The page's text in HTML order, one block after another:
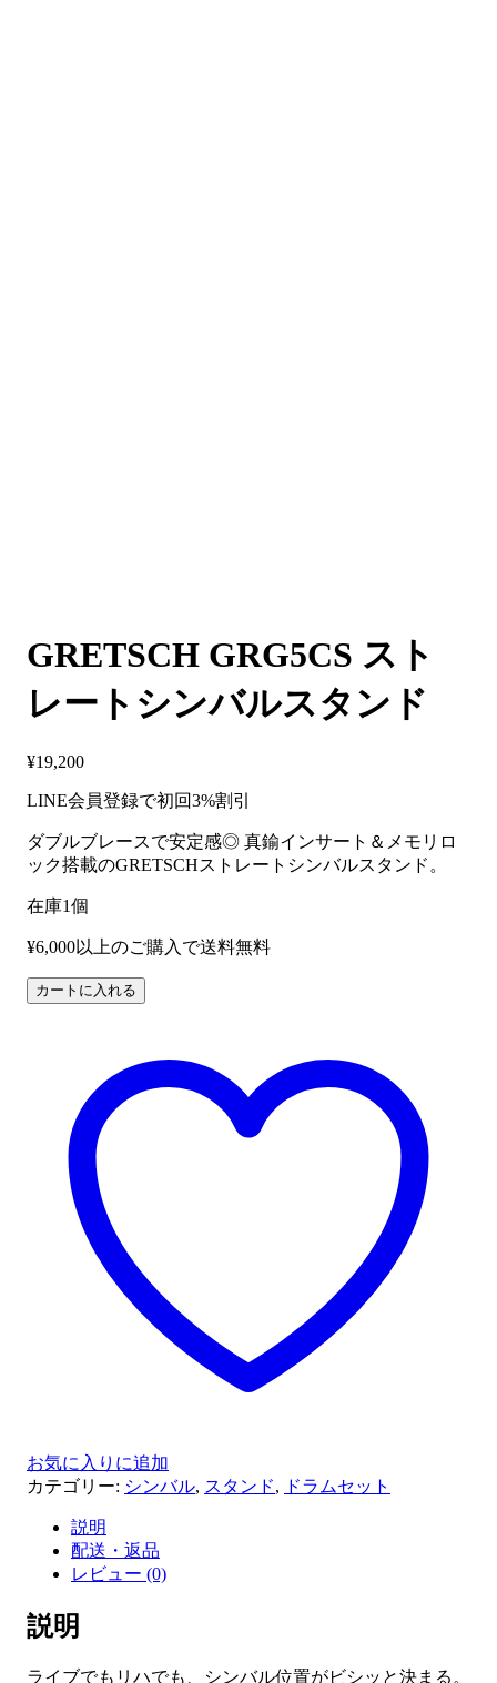
GRETSCH GRG5CS スト
レートシンバルスタンド
¥19,200
LINE会員登録で初回3%割引
ダブルブレースで安定感◎ 真鍮インサート＆メモリロ
ック搭載のGRETSCHストレートシンバルスタンド。
在庫1個
¥6,000以上のご購入で送料無料
GRETSCH
GRG5CS
カートに入れる
お気に入りに追加
カテゴリー: シンバル, スタンド, ドラムセット
説明
配送・返品
レビュー (0)
説明
ライブでもリハでも、シンバル位置がビシッと決まる。